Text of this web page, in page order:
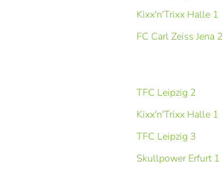
Kixx'n'Trixx Halle 1
FC Carl Zeiss Jena 2
TFC Leipzig 2
Kixx'n'Trixx Halle 1
TFC Leipzig 3
Skullpower Erfurt 1